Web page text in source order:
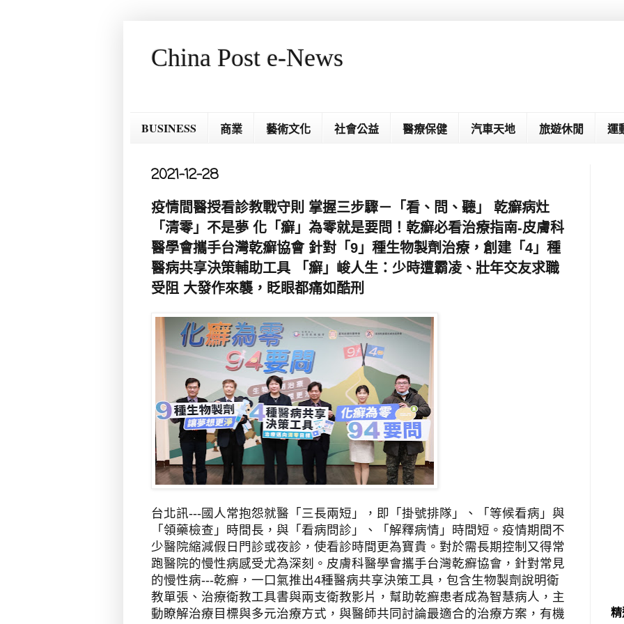
China Post e-News
BUSINESS 商業 藝術文化 社會公益 醫療保健 汽車天地 旅遊休閒 運
2021-12-28
疫情間醫授看診教戰守則 掌握三步驟－「看、問、聽」 乾癬病灶
「清零」不是夢 化「癬」為零就是要問！乾癬必看治療指南-皮膚科
醫學會攜手台灣乾癬協會 針對「9」種生物製劑治療，創建「4」種
醫病共享決策輔助工具 「癬」峻人生：少時遭霸凌、壯年交友求職
受阻 大發作來襲，眨眼都痛如酷刑
台北訊---國人常抱怨就醫「三長兩短」，即「掛號排隊」、「等候看病」與
「領藥檢查」時間長，與「看病問診」、「解釋病情」時間短。疫情期間不
少醫院縮減假日門診或夜診，使看診時間更為寶貴。對於需長期控制又得常
跑醫院的慢性病感受尤為深刻。皮膚科醫學會攜手台灣乾癬協會，針對常見
的慢性病---乾癬，一口氣推出4種醫病共享決策工具，包含生物製劑說明衛
教單張、治療衛教工具書與兩支衛教影片，幫助乾癬患者成為智慧病人，主
動瞭解治療目標與多元治療方式，與醫師共同討論最適合的治療方案，有機
精